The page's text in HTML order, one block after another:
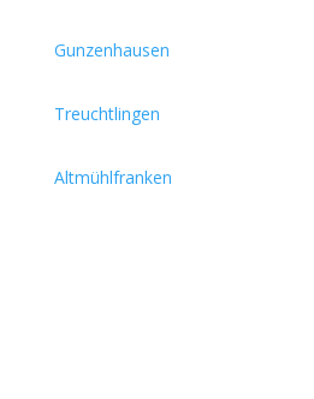
Gunzenhausen
Treuchtlingen
Altmühlfranken